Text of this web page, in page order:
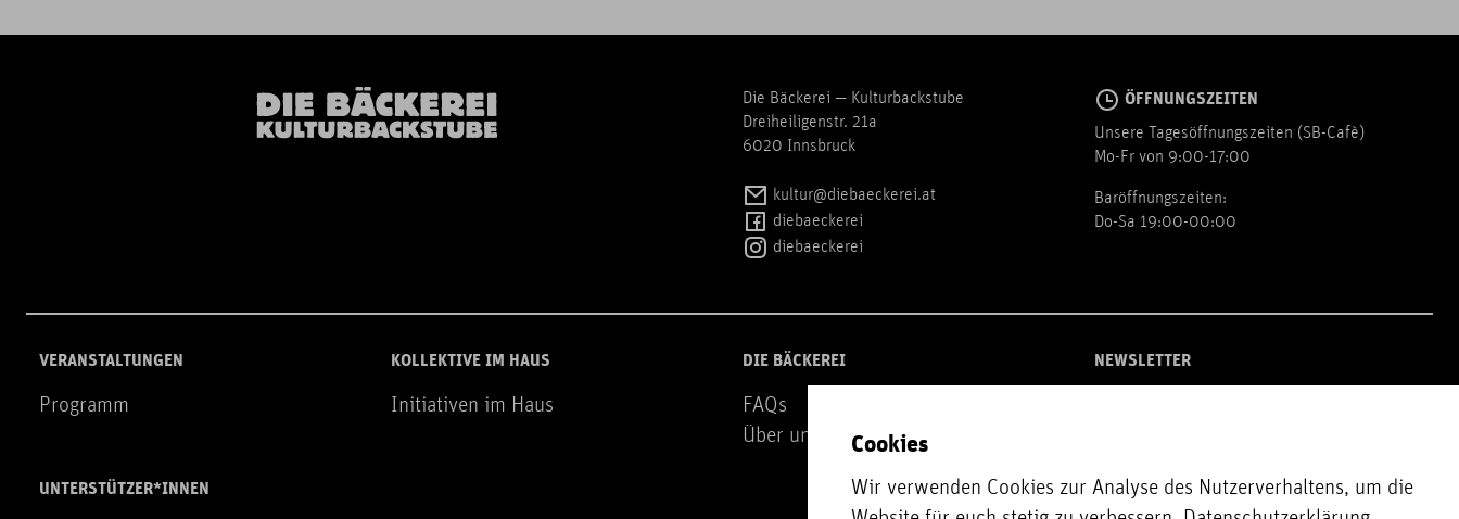
Die Bäckerei — Kulturbackstube
Dreiheiligenstr. 21a
6020 Innsbruck
kultur@diebaeckerei.at
diebaeckerei
diebaeckerei
ÖFFNUNGSZEITEN
Unsere Tagesöffnungszeiten (SB-Cafè)
Mo-Fr von 9:00-17:00
Baröffnungszeiten:
Do-Sa 19:00-00:00
VERANSTALTUNGEN
Programm
KOLLEKTIVE IM HAUS
Initiativen im Haus
DIE BÄCKEREI
FAQs
Über uns
NEWSLETTER
UNTERSTÜTZER*INNEN
Cookies
Wir verwenden Cookies zur Analyse des Nutzerverhaltens, um die